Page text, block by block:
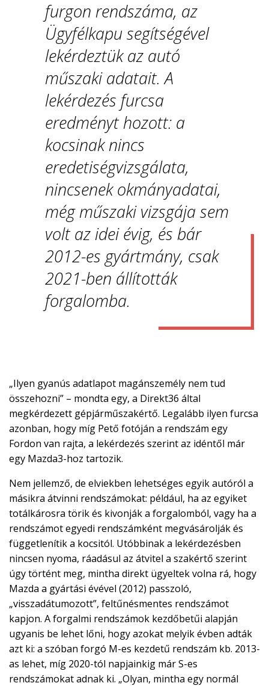
furgon rendszáma, az
Ügyfélkapu segítségével
lekérdeztük az autó
műszaki adatait. A
lekérdezés furcsa
eredményt hozott: a
kocsinak nincs
eredetiségvizsgálata,
nincsenek okmányadatai,
még műszaki vizsgája sem
volt az idei évig, és bár
2012-es gyártmány, csak
2021-ben állították
forgalomba.
„Ilyen gyanús adatlapot magánszemély nem tud
összehozni” – mondta egy, a Direkt36 által
megkérdezett gépjárműszakértő. Legalább ilyen furcsa
azonban, hogy míg Pető fotóján a rendszám egy
Fordon van rajta, a lekérdezés szerint az idéntől már
egy Mazda3-hoz tartozik.
Nem jellemző, de elviekben lehetséges egyik autóról a
másikra átvinni rendszámokat: például, ha az egyiket
totálkárosra törik és kivonják a forgalomból, vagy ha a
rendszámot egyedi rendszámként megvásárolják és
függetlenítik a kocsitól. Utóbbinak a lekérdezésben
nincsen nyoma, ráadásul az átvitel a szakértő szerint
úgy történt meg, mintha direkt ügyeltek volna rá, hogy
Mazda a gyártási évével (2012) passzoló,
„visszadátumozott”, feltűnésmentes rendszámot
kapjon. A forgalmi rendszámok kezdőbetűi alapján
ugyanis be lehet lőni, hogy azokat melyik évben adták
azt ki: a szóban forgó M-es kezdetű rendszám kb. 2013-
as lehet, míg 2020-tól napjainkig már S-es
rendszámokat adnak ki. „Olyan, mintha egy normál